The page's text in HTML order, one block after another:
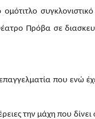
Πρόβα σε
που ενώ
την μάχη που δίνει